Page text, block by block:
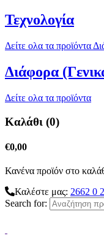
Τεχνολογία
Δείτε ολα τα προϊόντα
Διάφορα
Δείτε ολα τα προϊόντα
Καλάθι (0)
€0,00
Κανένα προϊόν στο
Καλέστε μας: 2662 0
Search for: